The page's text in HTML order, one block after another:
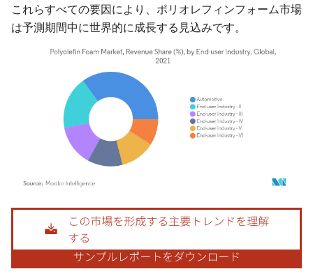
これらすべての要因により、ポリオレフィンフォーム市場
は予測期間中に世界的に成長する見込みです。
画像 © Mordor Intelligence。再利用にはCC BY 4.0の表示が必要です。